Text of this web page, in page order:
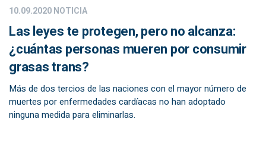
10.09.2020NOTICIA
Las leyes te protegen, pero no alcanza:
¿cuántas personas mueren por consumir
grasas trans?
Más de dos tercios de las naciones con el mayor número de
muertes por enfermedades cardíacas no han adoptado
ninguna medida para eliminarlas.